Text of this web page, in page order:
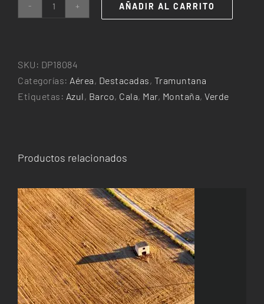
Veler
de
Pareis
cantidad
AÑADIR AL CARRITO
SKU: DP18084
Categorías: Aérea, Destacadas, Tramuntana
Etiquetas: Azul, Barco, Cala, Mar, Montaña, Verde
Productos relacionados
SELECCIONAR OPCIONESESTE
PRODUCTO
TIENE
MÚLTIPLES
VARIANTES.
/ DETALLES